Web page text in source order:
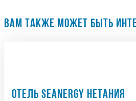
ВАМ ТАКЖЕ МОЖЕТ БЫТЬ
ОТЕЛЬ SEANERGY НЕТАНИЯ